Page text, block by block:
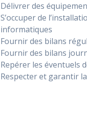
Délivrer des
S’occuper de
informatiques
Fournir des bilans
Fournir des bilans
Repérer les éventuels
Respecter et garantir